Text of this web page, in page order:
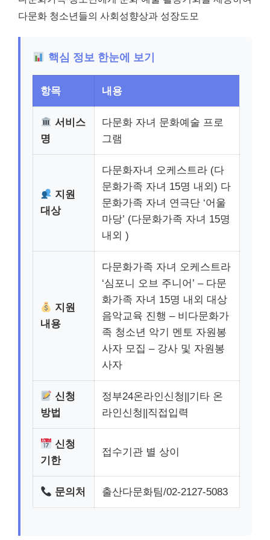
다문화 청소년들의 사회성향상과 성장도모
핵심 정보 한눈에 보기
항목 내용
서비스
명
다문화 자녀 문화예술 프로
그램
지원
대상
다문화자녀 오케스트라 (다
문화가족 자녀 15명 내외) 다
문화가족 자녀 연극단 ‘어울
마당’ (다문화가족 자녀 15명
내외 )
지원
내용
다문화가족 자녀 오케스트라
‘심포니 오브 주니어’ – 다문
화가족 자녀 15명 내외 대상
음악교육 진행 – 비다문화가
족 청소년 악기 멘토 자원봉
사자 모집 – 강사 및 자원봉
사자
신청
방법
정부24온라인신청||기타 온
라인신청||직접입력
신청
기한
접수기관 별 상이
문의처 출산다문화팀/02-2127-5083